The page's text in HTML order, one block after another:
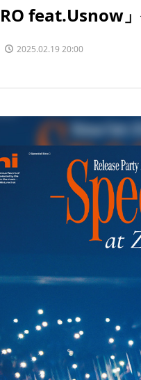
feat.Usnow
2025.02.19 20:00